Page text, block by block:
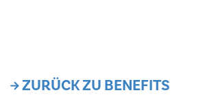
ZURÜCK ZU BENEFITS